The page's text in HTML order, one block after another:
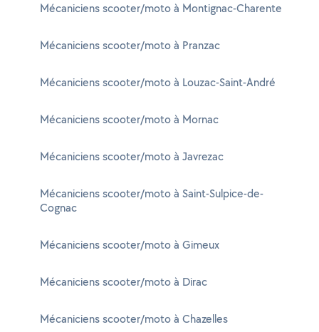
Mécaniciens scooter/moto à Montignac-Charente
Mécaniciens scooter/moto à Pranzac
Mécaniciens scooter/moto à Louzac-Saint-André
Mécaniciens scooter/moto à Mornac
Mécaniciens scooter/moto à Javrezac
Mécaniciens scooter/moto à Saint-Sulpice-de-
Cognac
Mécaniciens scooter/moto à Gimeux
Mécaniciens scooter/moto à Dirac
Mécaniciens scooter/moto à Chazelles